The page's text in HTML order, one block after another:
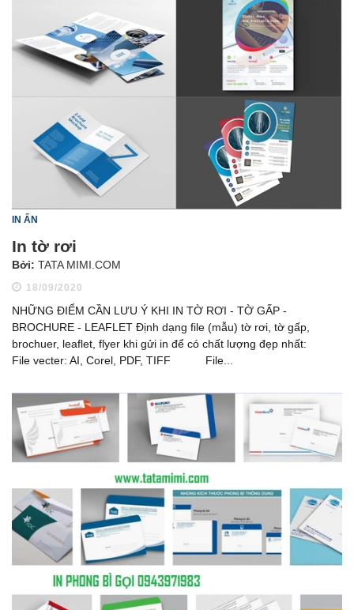
IN ẤN
In tờ rơi
Bởi: TATA MIMI.COM
18/09/2020
NHỮNG ĐIỂM CẦN LƯU Ý KHI IN TỜ RƠI - TỜ GẤP -
BROCHURE - LEAFLET Định dạng file (mẫu) tờ rơi, tờ gấp,
brochuer, leaflet, flyer khi gửi in để có chất lượng đẹp nhất:
File vecter: AI, Corel, PDF, TIFF File...